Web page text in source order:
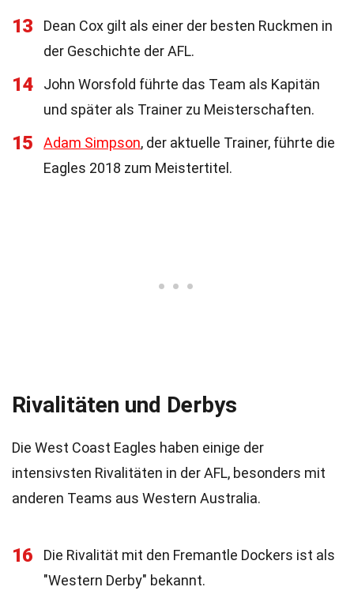
13
Dean Cox gilt als einer der besten Ruckmen in
der Geschichte der AFL.
14
John Worsfold führte das Team als Kapitän
und später als Trainer zu Meisterschaften.
15 Adam Simpson, der aktuelle Trainer, führte die
Eagles 2018 zum Meistertitel.
Rivalitäten und Derbys
Die West Coast Eagles haben einige der
intensivsten Rivalitäten in der AFL, besonders mit
anderen Teams aus Western Australia.
16
Die Rivalität mit den Fremantle Dockers ist als
"Western Derby" bekannt.